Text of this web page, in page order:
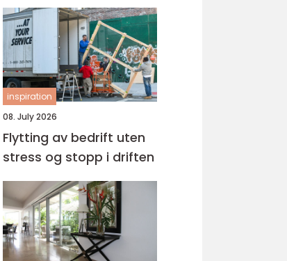
inspiration
08. July 2026
Flytting av bedrift uten
stress og stopp i driften